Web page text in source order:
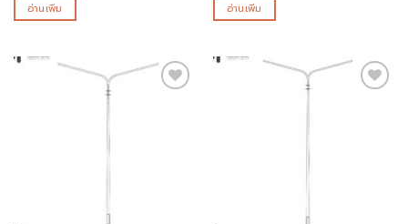
อ่านเพิ่ม อ่านเพิ่ม